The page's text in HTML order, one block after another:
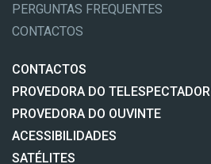
PERGUNTAS FREQUENTES
CONTACTOS
CONTACTOS
PROVEDORA DO TELESPECTADOR
PROVEDORA DO OUVINTE
ACESSIBILIDADES
SATÉLITES